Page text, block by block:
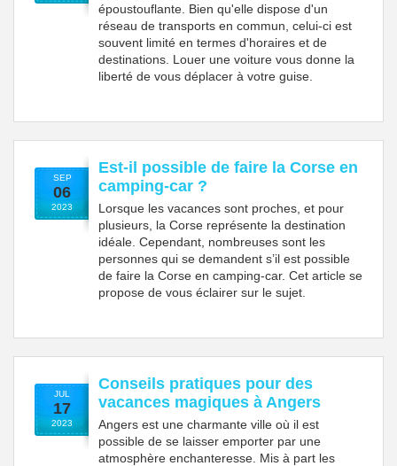
époustouflante. Bien qu'elle dispose d'un
réseau de transports en commun, celui-ci est
souvent limité en termes d'horaires et de
destinations. Louer une voiture vous donne la
liberté de vous déplacer à votre guise.
SEP
06
2023
Est-il possible de faire la Corse en
camping-car ?
Lorsque les vacances sont proches, et pour
plusieurs, la Corse représente la destination
idéale. Cependant, nombreuses sont les
personnes qui se demandent s’il est possible
de faire la Corse en camping-car. Cet article se
propose de vous éclairer sur le sujet.
JUL
17
2023
Conseils pratiques pour des
vacances magiques à Angers
Angers est une charmante ville où il est
possible de se laisser emporter par une
atmosphère enchanteresse. Mis à part les